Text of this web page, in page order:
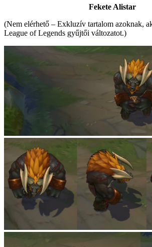
Fekete Alistar
(Nem elérhető – Exkluzív tartalom azoknak,
League of Legends gyűjtői változatot.)